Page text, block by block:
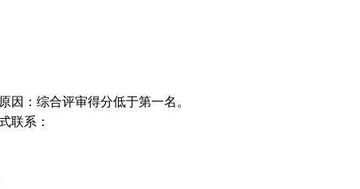
因：综合评审得分低于第一名。
联系：